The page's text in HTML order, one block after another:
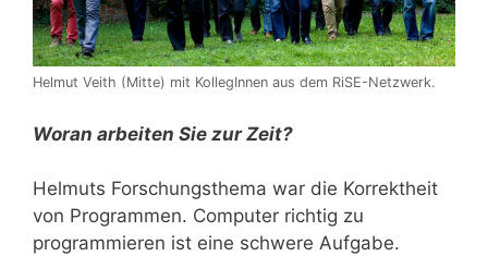
Helmut Veith (Mitte) mit KollegInnen aus dem RiSE-Netzwerk.
Woran arbeiten Sie zur Zeit?
Helmuts Forschungsthema war die Korrektheit
von Programmen. Computer richtig zu
programmieren ist eine schwere Aufgabe.